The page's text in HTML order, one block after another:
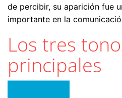
de percibir, su aparición fue
importante en la
Los tres
principales